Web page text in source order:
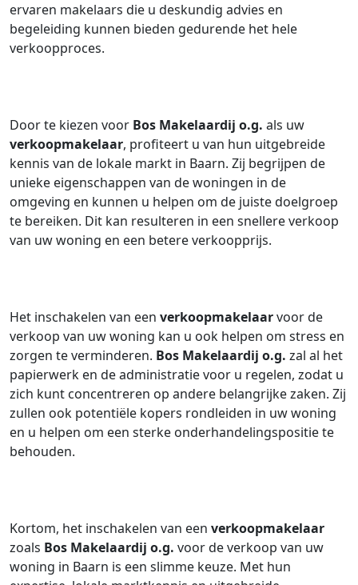
ervaren makelaars die u deskundig advies en
begeleiding kunnen bieden gedurende het hele
verkoopproces.
Door te kiezen voor Bos Makelaardij o.g. als uw
verkoopmakelaar, profiteert u van hun uitgebreide
kennis van de lokale markt in Baarn. Zij begrijpen de
unieke eigenschappen van de woningen in de
omgeving en kunnen u helpen om de juiste doelgroep
te bereiken. Dit kan resulteren in een snellere verkoop
van uw woning en een betere verkoopprijs.
Het inschakelen van een verkoopmakelaarvoor de
verkoop van uw woning kan u ook helpen om stress en
zorgen te verminderen. Bos Makelaardij o.g. zal al het
papierwerk en de administratie voor u regelen, zodat u
zich kunt concentreren op andere belangrijke zaken. Zij
zullen ook potentiële kopers rondleiden in uw woning
en u helpen om een sterke onderhandelingspositie te
behouden.
Kortom, het inschakelen van een verkoopmakelaar
zoals Bos Makelaardij o.g. voor de verkoop van uw
woning in Baarn is een slimme keuze. Met hun